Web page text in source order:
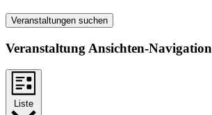
Veranstaltungen suchen
Veranstaltung Ansichten-Navigation
Liste